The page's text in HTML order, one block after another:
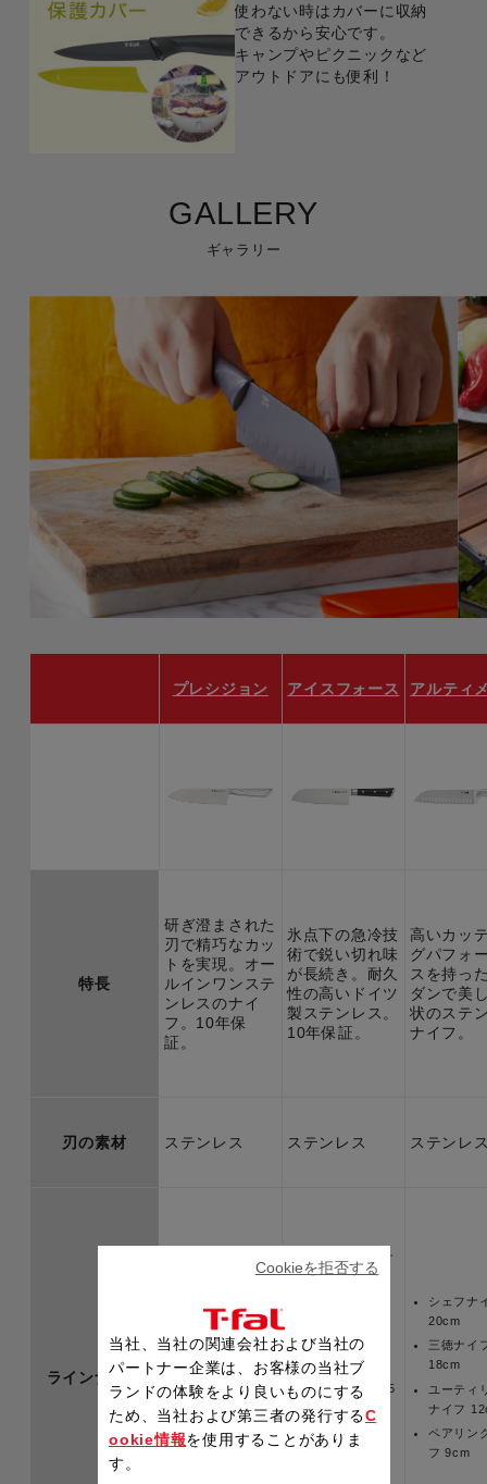
使わない時はカバーに収納
できるから安心です。
キャンプやピクニックなど
アウトドアにも便利！
ギャラリー
GALLERY
プレシジョン アイスフォース アルティ
特長
研ぎ澄まされた
刃で精巧なカッ
トを実現。オー
ルインワンステ
ンレスのナイ
フ。10年保
証。
氷点下の急冷技
術で鋭い切れ味
が長続き。耐久
性の高いドイツ
製ステンレス。
10年保証。
高いカッ
グパフォ
スを持っ
ダンで美
状のステ
ナイフ。
刃の素材 ステンレス ステンレス ステンレ
ラインナップ
三徳ナイフ
16.5cm
三徳ナイフ
14.5cm
ペティナイフ
15cm
スライシングナ
イフ20cm
三徳ナイフ
16.5cm
三徳ナイフ14.5
㎝
ペティナイフ
15cm
シェフナ
20cm
三徳ナイ
18cm
ユーティ
ナイフ
ペアリン
フ 9cm
当社、当社の関連会社および当社の
パートナー企業は、お客様の当社ブ
ランドの体験をより良いものにする
ため、当社および第三者の発行するC
ookie情報を使用することがありま
す。
Cookieを拒否する